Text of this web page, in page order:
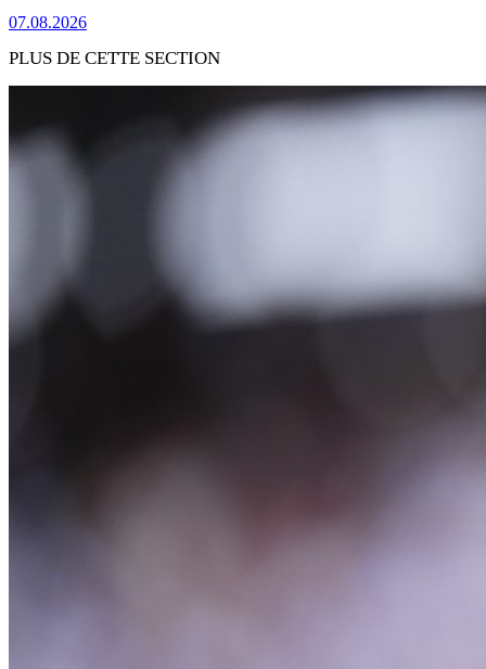
07.08.2026
PLUS DE CETTE SECTION